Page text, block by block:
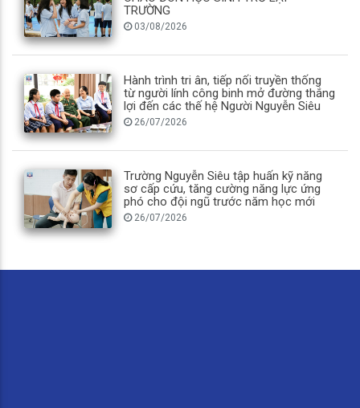
TRƯỜNG
03/08/2026
Hành trình tri ân, tiếp nối truyền thống
từ người lính công binh mở đường thắng
lợi đến các thế hệ Người Nguyễn Siêu
26/07/2026
Trường Nguyễn Siêu tập huấn kỹ năng
sơ cấp cứu, tăng cường năng lực ứng
phó cho đội ngũ trước năm học mới
26/07/2026